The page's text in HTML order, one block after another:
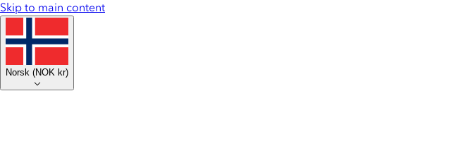
Skip to main content
Norsk (NOK kr)